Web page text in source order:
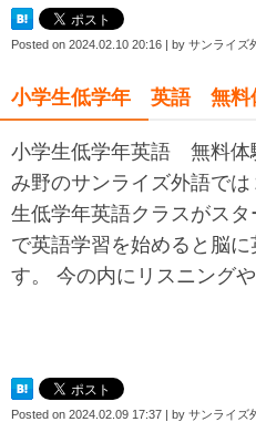
Posted on 2024.02.10 20:16 | by サンライズ
小学生低学年 英語 無料
小学生低学年英語 無料体
み野のサンライズ外語で
生低学年英語クラスがス
で英語学習を始めると脳
す。 今の内にリスニング
Posted on 2024.02.09 17:37 by サンライズ